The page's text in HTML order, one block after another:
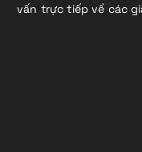
vấn trực tiếp về các